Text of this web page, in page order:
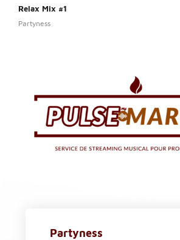
Relax Mix #1
Partyness
Partyness